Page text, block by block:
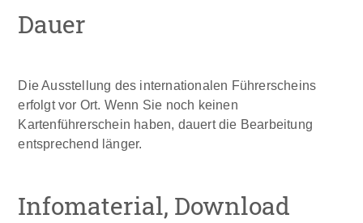
Dauer
Die Ausstellung des internationalen Führerscheins
erfolgt vor Ort. Wenn Sie noch keinen
Kartenführerschein haben, dauert die Bearbeitung
entsprechend länger.
Infomaterial, Download